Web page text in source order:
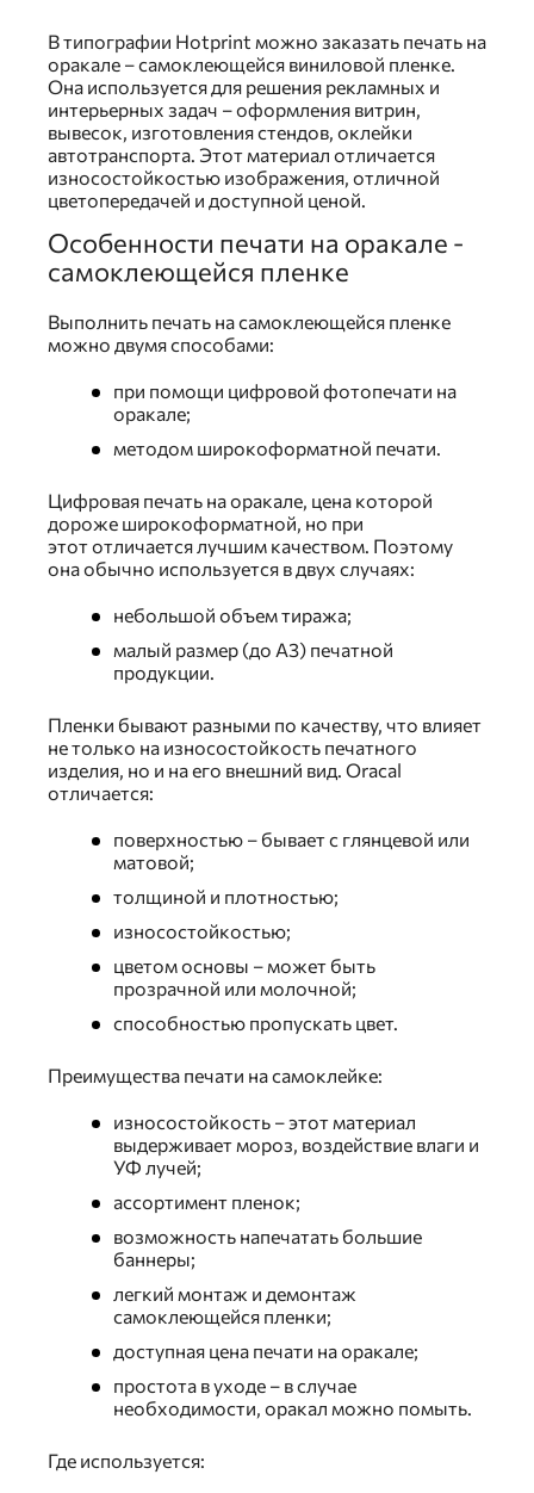
В типографии Hotprint можно заказать печать на
оракале – самоклеющейся виниловой пленке.
Она используется для решения рекламных и
интерьерных задач – оформления витрин,
вывесок, изготовления стендов, оклейки
автотранспорта. Этот материал отличается
износостойкостью изображения, отличной
цветопередачей и доступной ценой.
Особенности печати на оракале -
самоклеющейся пленке
Выполнить печать на самоклеющейся пленке
можно двумя способами:
при помощи цифровой фотопечати на
оракале;
методом широкоформатной печати.
Цифровая печать на оракале, цена которой
дороже широкоформатной, но при
этот отличается лучшим качеством. Поэтому
она обычно используется в двух случаях:
небольшой объем тиража;
малый размер (до А3) печатной
продукции.
Пленки бывают разными по качеству, что влияет
не только на износостойкость печатного
изделия, но и на его внешний вид. Oracal
отличается:
поверхностью – бывает с глянцевой или
матовой;
толщиной и плотностью;
износостойкостью;
цветом основы – может быть
прозрачной или молочной;
способностью пропускать цвет.
Преимущества печати на самоклейке:
износостойкость – этот материал
выдерживает мороз, воздействие влаги и
УФ лучей;
ассортимент пленок;
возможность напечатать большие
баннеры;
легкий монтаж и демонтаж
самоклеющейся пленки;
доступная цена печати на оракале;
простота в уходе – в случае
необходимости, оракал можно помыть.
Где используется: